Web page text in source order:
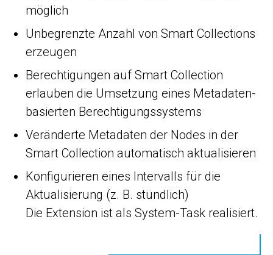
möglich
Unbegrenzte Anzahl von Smart Collections
erzeugen
Berechtigungen auf Smart Collection
erlauben die Umsetzung eines Metadaten-
basierten Berechtigungssystems
Veränderte Metadaten der Nodes in der
Smart Collection automatisch aktualisieren
Konfigurieren eines Intervalls für die
Aktualisierung (z. B. stündlich)
Die Extension ist als System-Task realisiert.